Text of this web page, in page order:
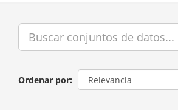
Ordenar por